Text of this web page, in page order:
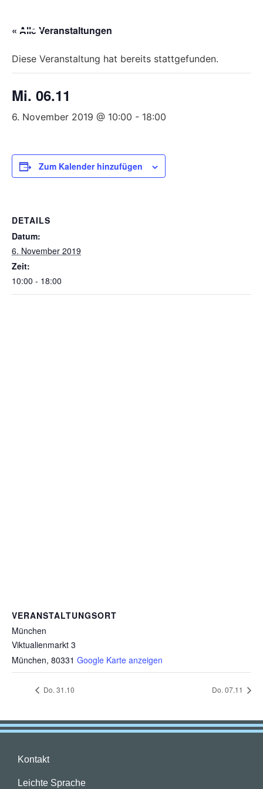
Sie,
diese
ein
verwendet.
« Alle Veranstaltungen
Diese Veranstaltung hat bereits stattgefunden.
Mi. 06.11
6. November 2019 @ 10:00 - 18:00
Zum Kalender hinzufügen
DETAILS
Datum:
6. November 2019
Zeit:
10:00 - 18:00
VERANSTALTUNGSORT
München
Viktualienmarkt 3
München, 80331 Google Karte anzeigen
Do. 31.10 Do. 07.11
Kontakt
Leichte Sprache